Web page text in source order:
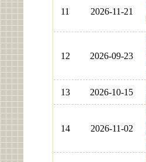
11 2026-11-21
12 2026-09-23
13
2026-10-15
14 2026-11-02